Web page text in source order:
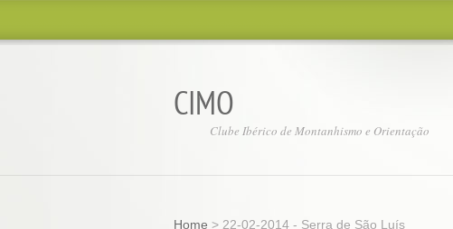
CIMO
Clube Ibérico de Montanhismo e Orientação
Home > 22-02-2014 - Serra de São Luís